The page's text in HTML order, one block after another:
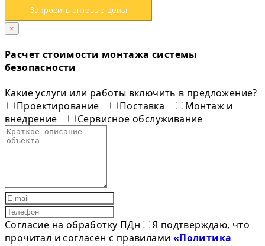
Запросить оптовые цены
×
Расчет стоимости монтажа системы
безопасности
Какие услуги или работы включить в предложение?
Проектирование
Поставка
Монтаж и
внедрение
Сервисное обслуживание
Согласие на обработку ПДн
Я подтверждаю, что
прочитал и согласен с правилами «Политика